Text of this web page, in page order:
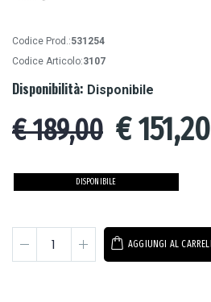
Codice Prod.:531254
Codice Articolo:3107
Disponibilità: Disponibile
€ 189,00 €151,20
DISPONIBILE
AGGIUNGI AL